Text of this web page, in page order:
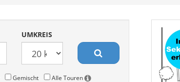
UMKREIS
Gemischt Alle Touren